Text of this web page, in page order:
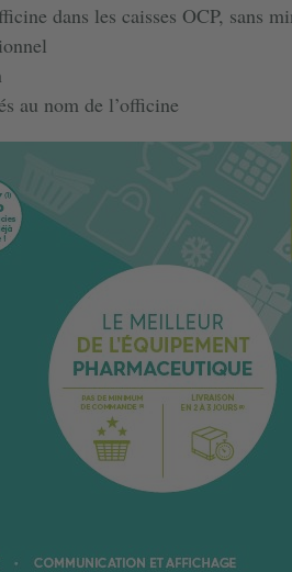
dans les caisses OCP, sans
au nom de l’officine